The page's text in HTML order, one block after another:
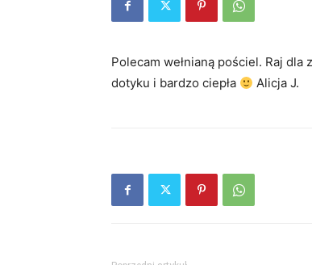
Polecam wełnianą pościel. Raj
dotyku i bardzo ciepła
Alicja J.